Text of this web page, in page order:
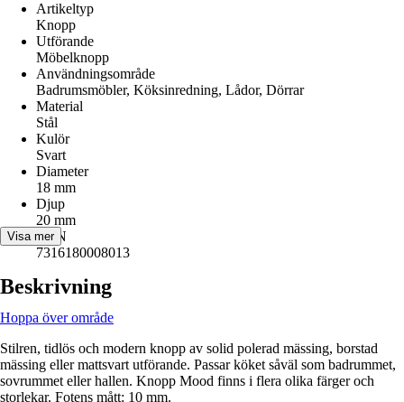
Artikeltyp
Knopp
Utförande
Möbelknopp
Användningsområde
Badrumsmöbler, Köksinredning, Lådor, Dörrar
Material
Stål
Kulör
Svart
Diameter
18 mm
Djup
20 mm
EAN
7316180008013
Visa mer
Beskrivning
Hoppa över område
Stilren, tidlös och modern knopp av solid polerad mässing, borstad
mässing eller mattsvart utförande. Passar köket såväl som badrummet,
sovrummet eller hallen. Knopp Mood finns i flera olika färger och
storlekar. Fotens mått: 10 mm.